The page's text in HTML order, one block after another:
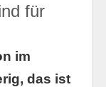
für
im
das ist